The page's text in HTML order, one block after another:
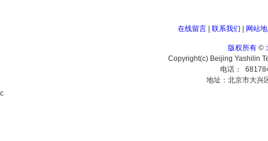
在线留言| 联系我们 网站
版权所有©
Copyright(c) Beijing Yashilin
电话：
地址：北京市大兴
c